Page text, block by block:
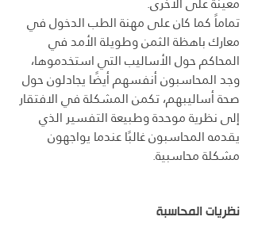
تماماً كما كان على مهنة الطب الدخول في
معارك باهظة الثمن وطويلة الأمد في
المحاكم حول الأساليب التي استخدموها،
وجد المحاسبون أنفسهم أيضًا يجادلون حول
صحة أساليبهم، تكمن المشكلة في الافتقار
إلى نظرية موحدة وطبيعة التفسير الذي
يقدمه المحاسبون غالبًا عندما يواجهون
مشكلة محاسبية.
نظريات المحاسبة